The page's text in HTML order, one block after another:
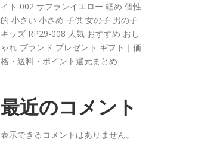
イト 002 サフランイエロー 軽め 個性
的 小さい 小さめ 子供 女の子 男の子
キッズ RP29-008 人気 おすすめ おし
ゃれ ブランド プレゼント ギフト｜価
格・送料・ポイント還元まとめ
最近のコメント
表示できるコメントはありません。